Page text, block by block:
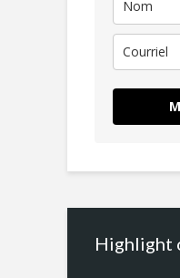
Highlight